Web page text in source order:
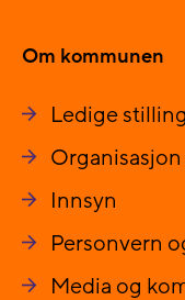
Om kommunen
Ledige
Innsyn
Personvern
Media og